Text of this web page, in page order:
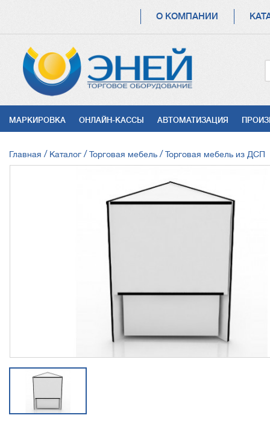
НАВИГАЦИЯ
О КОМПАНИИ
УСЛУГИ
МАРКИРОВКА ОНЛАЙН-КАССЫ АВТОМАТИЗАЦИЯ
СТРОКА
НАВИГАЦИИ
Главная Каталог Торговая мебель Торговая мебель из ДСП